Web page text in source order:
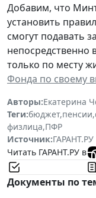
Добавим, что
установить
смогут подавать
только по месту
Фонда по своему
Авторы:Екатерина
Теги:бюджет,пенсии,
физлица,ПФР
Источник:ГАРАНТ.РУ
Читать ГАРАНТ.РУ в
Документы по